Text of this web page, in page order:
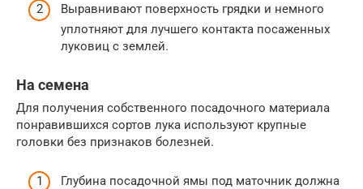
Выравнивают поверхность грядки и немного
уплотняют для лучшего контакта посаженных
луковиц с землей.
На семена
Для получения собственного посадочного материала
понравившихся сортов лука используют крупные
головки без признаков болезней.
Глубина посадочной ямы под маточник должна